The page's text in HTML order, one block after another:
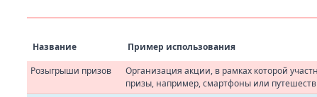
Название Пример использования
Розыгрыши призов
Организация акции, в рамках которой
призы, например, смартфоны или